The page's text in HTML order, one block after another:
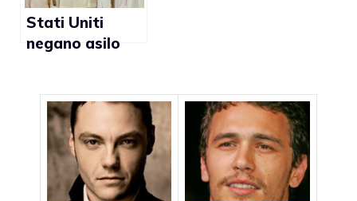
Stati Uniti
negano asilo
dell’Arabia
Saudita